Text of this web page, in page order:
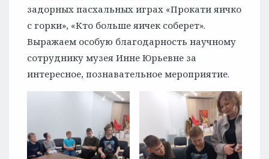
задорных пасхальных играх «Прокати яичко
с горки», «Кто больше яичек соберет».
Выражаем особую благодарность научному
сотруднику музея Инне Юрьевне за
интересное, познавательное мероприятие.